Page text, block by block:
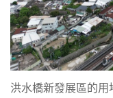
洪水橋新發展區的用